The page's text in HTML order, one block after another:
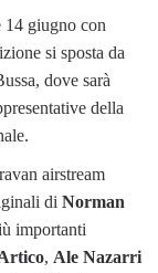
14 giugno con
si sposta da
dove sarà
della
airstream
di Norman
importanti
, Ale Nazarri